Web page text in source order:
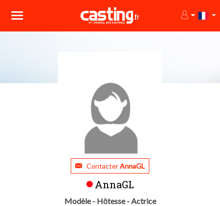
ContacterAnnaGL
AnnaGL
Modèle - Hôtesse - Actrice